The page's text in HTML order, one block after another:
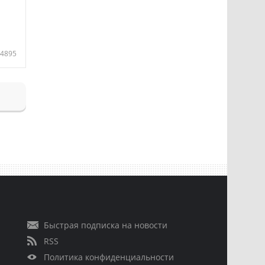
4895
Быстрая подписка на новости
RSS
Политика конфиденциальности